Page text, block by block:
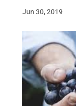
Jun 30, 2019